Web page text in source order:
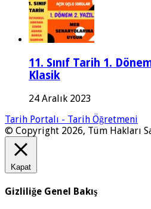
11. Sınıf Tarih 1.
Klasik
24 Aralık 2023
Tarih Portalı - Tarih Öğretmeni
© Copyright 2026, Tüm Hakları
Kapat
Gizliliğe Genel Bakış